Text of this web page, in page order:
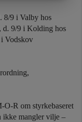
8/9 i Valby hos
d. 9/9 i Kolding hos
i Vodskov
R om styrkebaseret
ikke mangler vilje –